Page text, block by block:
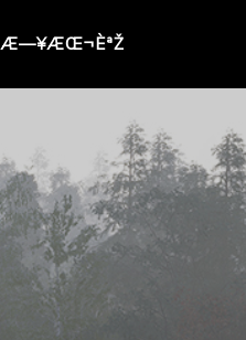
Æ—¥ÆŒ¬ÈªŽ